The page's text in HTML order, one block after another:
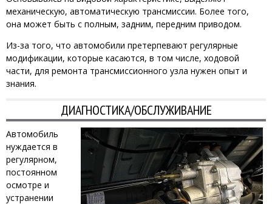
механическую, автоматическую трансмиссии. Более того,
она может быть с полным, задним, передним приводом.
Из-за того, что автомобили претерпевают регулярные
модификации, которые касаются, в том числе, ходовой
части, для ремонта трансмиссионного узла нужен опыт и
знания.
ДИАГНОСТИКА/ОБСЛУЖИВАНИЕ
Автомобиль
нуждается в
регулярном,
постоянном
осмотре и
устранении